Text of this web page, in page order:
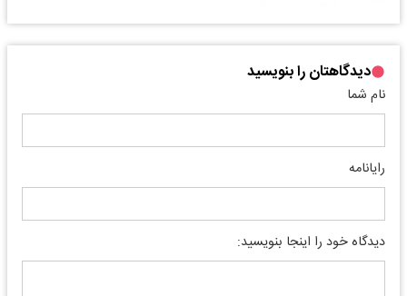
دیدگاهتان را بنویسید
نام شما
رایانامه
دیدگاه خود را اینجا بنویسید: